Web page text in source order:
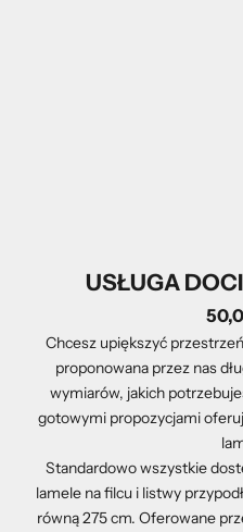
USŁUGA
Chcesz upiększyć
proponowana przez nas
wymiarów, jakich
gotowymi propozycjami
Standardowo wszystkie
lamele na filcu i listwy
równą 275 cm. Oferowane